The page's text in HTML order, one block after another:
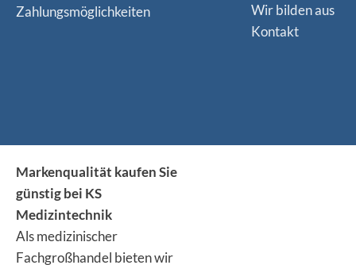
Zahlungsmöglichkeiten
Wir bilden aus
Kontakt
Markenqualität kaufen Sie
günstig bei KS
Medizintechnik
Als medizinischer
Fachgroßhandel bieten wir